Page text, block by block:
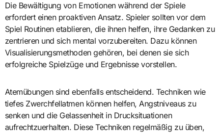
Die Bewältigung von Emotionen während der Spiele
erfordert einen proaktiven Ansatz. Spieler sollten vor dem
Spiel Routinen etablieren, die ihnen helfen, ihre Gedanken zu
zentrieren und sich mental vorzubereiten. Dazu können
Visualisierungsmethoden gehören, bei denen sie sich
erfolgreiche Spielzüge und Ergebnisse vorstellen.
Atemübungen sind ebenfalls entscheidend. Techniken wie
tiefes Zwerchfellatmen können helfen, Angstniveaus zu
senken und die Gelassenheit in Drucksituationen
aufrechtzuerhalten. Diese Techniken regelmäßig zu üben,